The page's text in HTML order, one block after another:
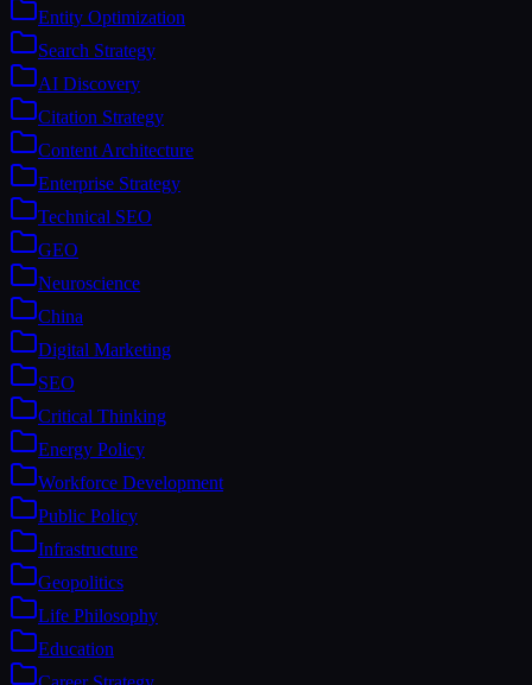
Entity Optimization
Search Strategy
AI Discovery
Citation Strategy
Content Architecture
Enterprise Strategy
Technical SEO
GEO
Neuroscience
China
Digital Marketing
SEO
Critical Thinking
Energy Policy
Workforce Development
Public Policy
Infrastructure
Geopolitics
Life Philosophy
Education